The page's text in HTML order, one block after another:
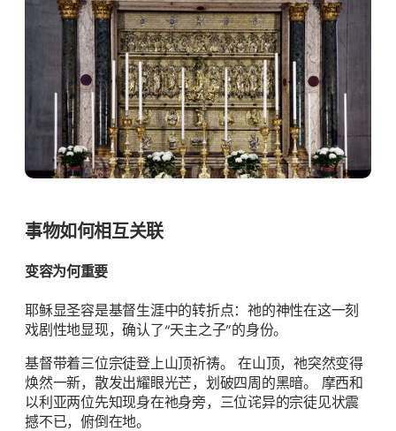
事物如何相互关联
变容为何重要
耶稣显圣容是基督生涯中的转折点：祂的神性在这一刻
戏剧性地显现，确认了“天主之子”的身份。
基督带着三位宗徒登上山顶祈祷。 在山顶，祂突然变得
焕然一新，散发出耀眼光芒，划破四周的黑暗。 摩西和
以利亚两位先知现身在祂身旁，三位诧异的宗徒见状震
撼不已，俯倒在地。